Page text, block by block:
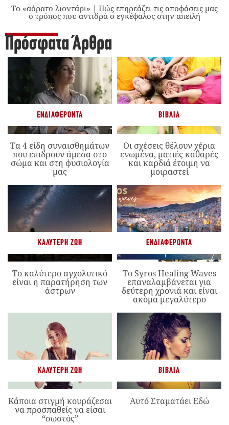
Το «αόρατο λιοντάρι» | Πώς επηρεάζει τις αποφάσεις μας
ο τρόπος που αντιδρά ο εγκέφαλος στην απειλή
Πρόσφατα Άρθρα
ΕΝΔΙΑΦΈΡΟΝΤΑ
Τα 4 είδη συναισθημάτων
που επιδρούν άμεσα στο
σώμα και στη φυσιολογία
μας
ΒΙΒΛΊΑ
Οι σχέσεις θέλουν χέρια
ενωμένα, ματιές καθαρές
και καρδιά έτοιμη να
μοιραστεί
ΚΑΛΎΤΕΡΗ ΖΩΉ
Το καλύτερο αγχολυτικό
είναι η παρατήρηση των
άστρων
ΕΝΔΙΑΦΈΡΟΝΤΑ
Το Syros Healing Waves
επαναλαμβάνεται για
δεύτερη χρονιά και είναι
ακόμα μεγαλύτερο
ΚΑΛΎΤΕΡΗ ΖΩΉ
Κάποια στιγμή κουράζεσαι
να προσπαθείς να είσαι
“σωστός”
ΒΙΒΛΊΑ
Αυτό Σταματάει Εδώ